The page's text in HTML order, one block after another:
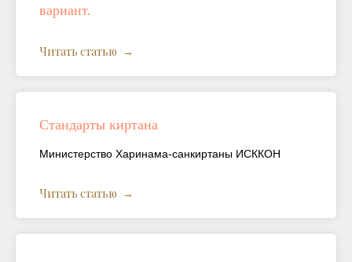
вариант.
Читать статью
Стандарты киртана
Министерство Харинама-санкиртаны ИСККОН
Читать статью